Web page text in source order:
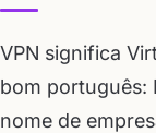
VPN significa
bom português:
nome de